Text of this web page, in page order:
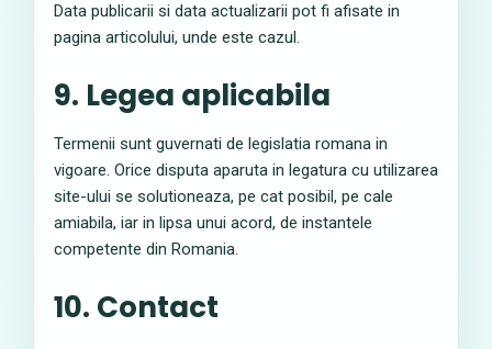
Data publicarii si data actualizarii pot fi afisate in
pagina articolului, unde este cazul.
9. Legea aplicabila
Termenii sunt guvernati de legislatia romana in
vigoare. Orice disputa aparuta in legatura cu utilizarea
site-ului se solutioneaza, pe cat posibil, pe cale
amiabila, iar in lipsa unui acord, de instantele
competente din Romania.
10. Contact